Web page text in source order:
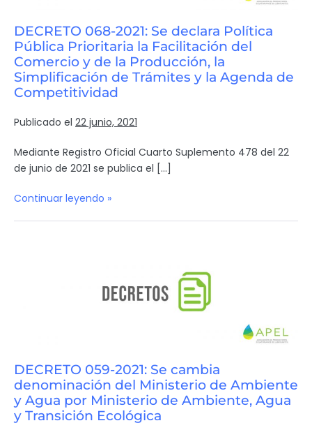
DECRETO 068-2021: Se declara Política
Pública Prioritaria la Facilitación del
Comercio y de la Producción, la
Simplificación de Trámites y la Agenda de
Competitividad
Publicado el 22 junio, 2021
Mediante Registro Oficial Cuarto Suplemento 478 del 22
de junio de 2021 se publica el […]
Continuar leyendo »
DECRETO 059-2021: Se cambia
denominación del Ministerio de Ambiente
y Agua por Ministerio de Ambiente, Agua
y Transición Ecológica